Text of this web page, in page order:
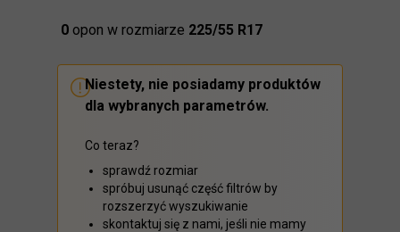
Znaleźliśmy
0 opon w rozmiarze 225/55 R17
Niestety, nie posiadamy produktów
dla wybranych parametrów.
Co teraz?
sprawdź rozmiar
spróbuj usunąć część filtrów by
rozszerzyć wyszukiwanie
skontaktuj się z nami, jeśli nie mamy